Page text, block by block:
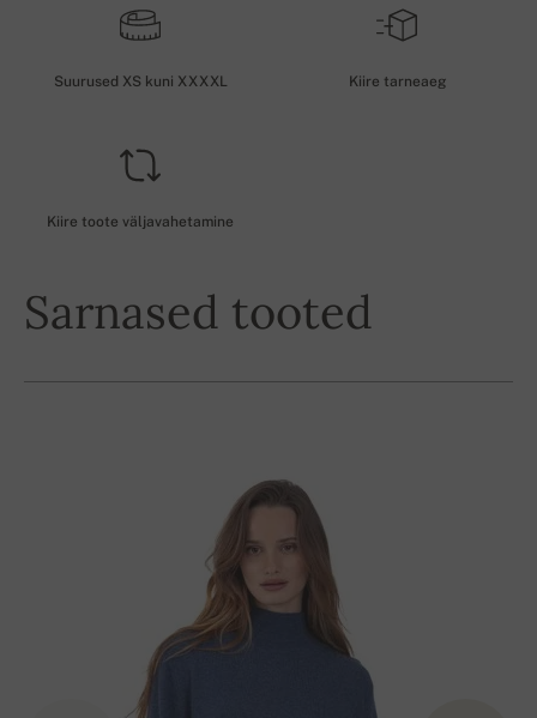
Suurused XS kuni XXXXL Kiire tarneaeg
Kiire toote väljavahetamine
Sarnased tooted